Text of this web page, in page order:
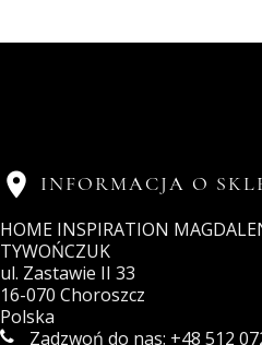

INFORMACJA O
HOME INSPIRATION
TYWOŃCZUK
ul. Zastawie II 33
16-070 Choroszcz
Polska
Zadzwoń do nas: +48 512